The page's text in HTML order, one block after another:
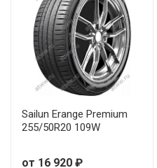
Sailun Erange Premium
255/50R20 109W
от 16 920 ₽